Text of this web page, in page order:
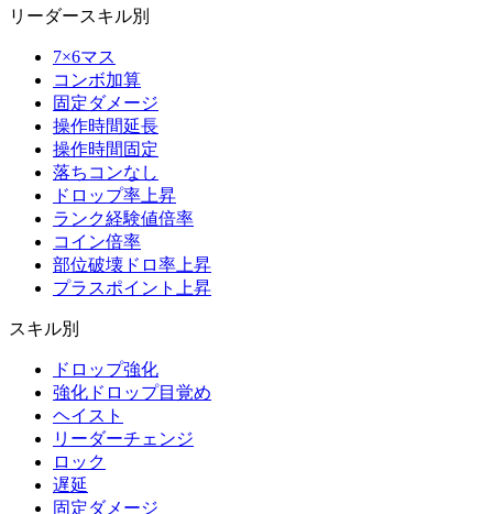
リーダースキル別
7×6マス
コンボ加算
固定ダメージ
操作時間延長
操作時間固定
落ちコンなし
ドロップ率上昇
ランク経験値倍率
コイン倍率
部位破壊ドロ率上昇
プラスポイント上昇
スキル別
ドロップ強化
強化ドロップ目覚め
ヘイスト
リーダーチェンジ
ロック
遅延
固定ダメージ